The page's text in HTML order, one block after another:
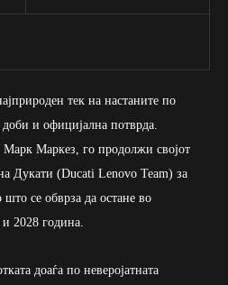
тек на настаните по
и официјална потврда.
Маркез, го продолжи својот
Дукати (Ducati Lenovo Team) за
се обврза да остане во
2028 година.
доаѓа по неверојатната